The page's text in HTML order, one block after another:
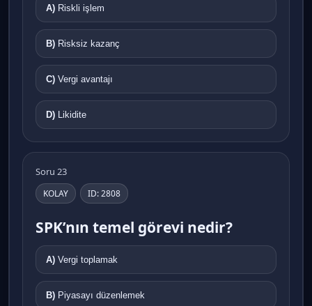
A) Riskli işlem
B) Risksiz kazanç
C) Vergi avantajı
D) Likidite
Soru 23
KOLAY ID: 2808
SPK’nın temel görevi nedir?
A) Vergi toplamak
B) Piyasayı düzenlemek